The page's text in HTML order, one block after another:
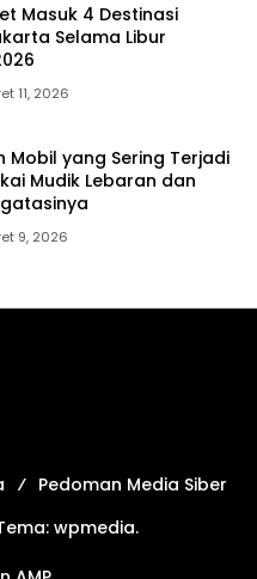
Masuk 4 Destinasi
Selama Libur
11, 2026
Mobil yang Sering Terjadi
Mudik Lebaran dan
9, 2026
Pedoman Media Siber
wpmedia.